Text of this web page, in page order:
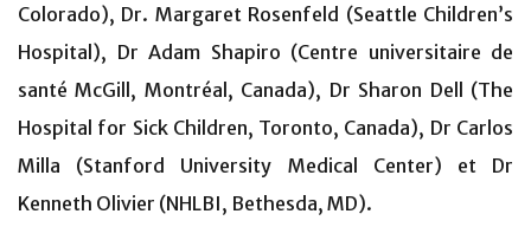
Colorado), Dr. Margaret Rosenfeld (Seattle Children’s
Hospital), Dr Adam Shapiro (Centre universitaire de
santé McGill, Montréal, Canada), Dr Sharon Dell (The
Hospital for Sick Children, Toronto, Canada), Dr Carlos
Milla (Stanford University Medical Center) et Dr
Kenneth Olivier (NHLBI, Bethesda, MD).